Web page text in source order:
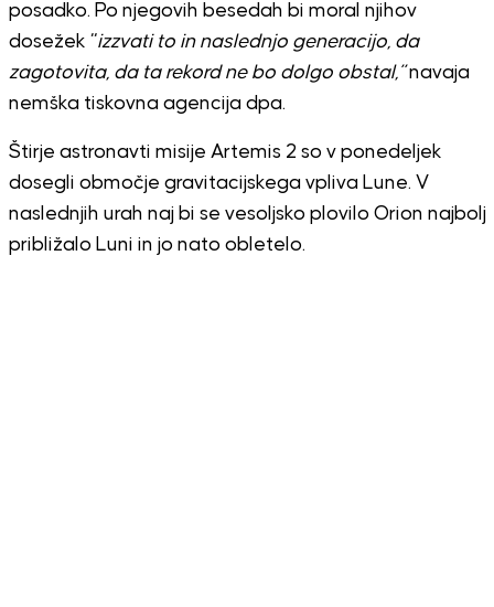
posadko. Po njegovih besedah bi moral njihov
dosežek “izzvati to in naslednjo generacijo, da
zagotovita, da ta rekord ne bo dolgo obstal,”navaja
nemška tiskovna agencija dpa.
Štirje astronavti misije Artemis 2 so v ponedeljek
dosegli območje gravitacijskega vpliva Lune. V
naslednjih urah naj bi se vesoljsko plovilo Orion najbolj
približalo Luni in jo nato obletelo.